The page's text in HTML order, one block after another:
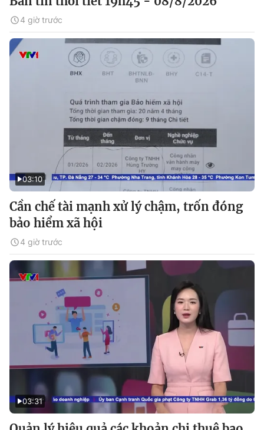
4 giờ trước
03:10
Cần chế tài mạnh xử lý chậm, trốn đóng
bảo hiểm xã hội
4 giờ trước
03:31